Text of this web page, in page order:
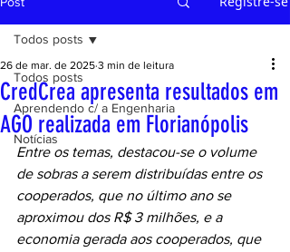
Todos posts
Aprendendo c/ a Engenharia
Notícias
Todos posts
CredCrea apresenta resultados em
AGO realizada em Florianópolis
26 de mar. de 2025 3 min de leitura
Entre os temas, destacou-se o volume
de sobras a serem distribuídas entre os
cooperados, que no último ano se
aproximou dos R$ 3 milhões, e a
economia gerada aos cooperados, que